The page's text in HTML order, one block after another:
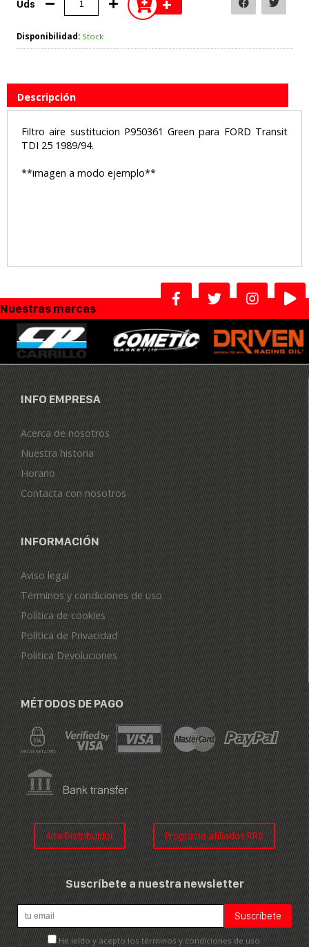
Uds
Disponibilidad: Stock
Descripción
Filtro aire sustitucion P950361 Green para FORD Transit
TDI 25 1989/94.
**imagen a modo ejemplo**
Nuestras marcas
INFO EMPRESA
Acerca de nosotros
Nuestra historia
Horario
Contacta con nosotros
INFORMACIÓN
Aviso legal
Términos y condiciones de uso
Política de cookies
Política de Privacidad
Politica Devoluciones
MÉTODOS DE PAGO
Alta Distribuidor Programa afiliados RR2
Suscríbete a nuestra newsletter
He leído y acepto los términos y condiciones de uso.